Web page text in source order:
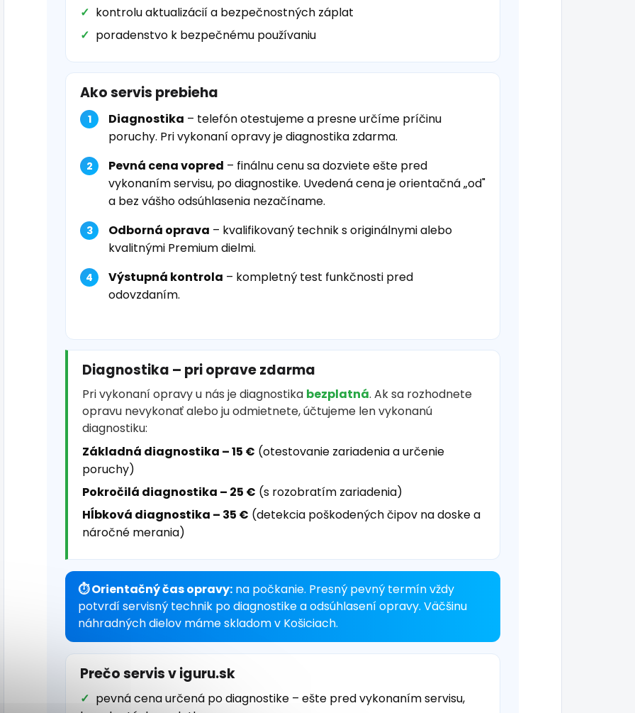
kontrolu aktualizácií a bezpečnostných záplat
poradenstvo k bezpečnému používaniu
Ako servis prebieha
Diagnostika – telefón otestujeme a presne určíme príčinu
poruchy. Pri vykonaní opravy je diagnostika zdarma.
Pevná cena vopred – finálnu cenu sa dozviete ešte pred
vykonaním servisu, po diagnostike. Uvedená cena je orientačná „od"
a bez vášho odsúhlasenia nezačíname.
Odborná oprava – kvalifikovaný technik s originálnymi alebo
kvalitnými Premium dielmi.
Výstupná kontrola – kompletný test funkčnosti pred
odovzdaním.
Diagnostika – pri oprave zdarma
Pri vykonaní opravy u nás je diagnostika bezplatná. Ak sa rozhodnete
opravu nevykonať alebo ju odmietnete, účtujeme len vykonanú
diagnostiku:
Základná diagnostika – 15 € (otestovanie zariadenia a určenie
poruchy)
Pokročilá diagnostika – 25 € (s rozobratím zariadenia)
Hĺbková diagnostika – 35 € (detekcia poškodených čipov na doske a
náročné merania)
⏱ Orientačný čas opravy: na počkanie. Presný pevný termín vždy
potvrdí servisný technik po diagnostike a odsúhlasení opravy. Väčšinu
náhradných dielov máme skladom v Košiciach.
Prečo servis v iguru.sk
pevná cena určená po diagnostike – ešte pred vykonaním servisu,